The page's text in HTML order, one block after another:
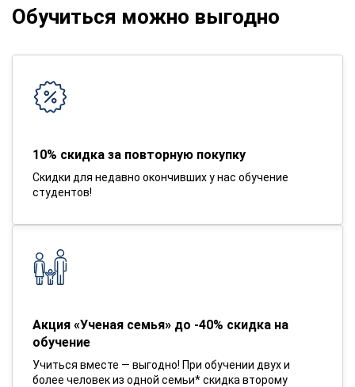
Обучиться можно выгодно
10% скидка за повторную покупку
Скидки для недавно окончивших у нас обучение
студентов!
Акция «Ученая семья» до -40% скидка на
обучение
Учиться вместе — выгодно! При обучении двух и
более человек из одной семьи* скидка второму